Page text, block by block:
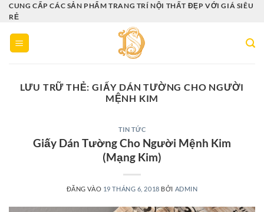
Bỏ
qua
nội
dung
CUNG CẤP CÁC SẢN PHẨM TRANG TRÍ NỘI THẤT ĐẸP VỚI GIÁ SIÊU
RẺ
LƯU TRỮ THẺ:GIẤY DÁN TƯỜNG CHO NGƯỜI
MỆNH KIM
TIN TỨC
Giấy Dán Tường Cho Người Mệnh Kim
(Mạng Kim)
ĐĂNG VÀO 19 THÁNG 6, 2018 BỞI ADMIN